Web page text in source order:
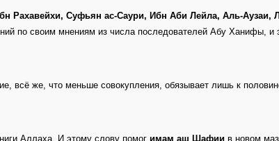
Рахавейхи, Суфьян ас-Саури, Ибн Аби Лейла, Аль-Аузаи,
по своим мнениям из числа последователей Абу Ханифы, и
всё же, что меньше совокупления, обязывает лишь к
Аллаха. И этому слову помог имам аш Шафии в новом